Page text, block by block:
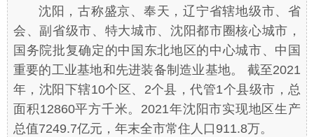
沈阳，古称盛京、奉天，辽宁省辖地级市、省
会、副省级市、特大城市、沈阳都市圈核心城市，
国务院批复确定的中国东北地区的中心城市、中国
重要的工业基地和先进装备制造业基地。 截至2021
年，沈阳下辖10个区、2个县，代管1个县级市，总
面积12860平方千米。2021年沈阳市实现地区生产
总值7249.7亿元，年末全市常住人口911.8万。